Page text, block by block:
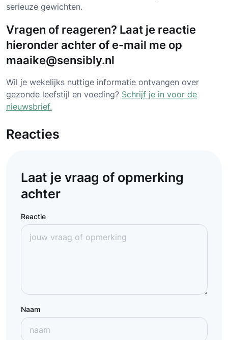
serieuze gewichten.
Vragen of reageren? Laat je reactie
hieronder achter of e-mail me op
maaike@sensibly.nl
Wil je wekelijks nuttige informatie ontvangen over
gezonde leefstijl en voeding? Schrijf je in voor de
nieuwsbrief.
Reacties
Laat je vraag of opmerking
achter
Reactie
Naam